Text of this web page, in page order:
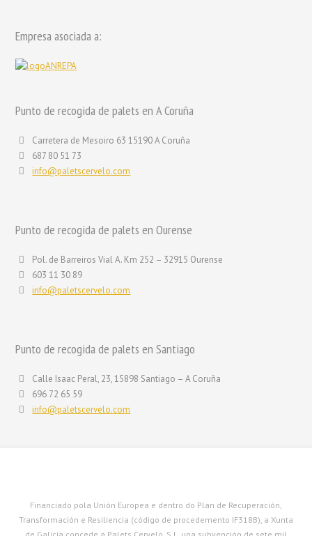
Empresa asociada a:
Punto de recogida de palets en A Coruña
Carretera de Mesoiro 63 15190 A Coruña
687 80 51 73
info@paletscervelo.com
Punto de recogida de palets en Ourense
Pol. de Barreiros Vial A. Km 252 – 32915 Ourense
603 11 30 89
info@paletscervelo.com
Punto de recogida de palets en Santiago
Calle Isaac Peral, 23, 15898 Santiago – A Coruña
696 72 65 59
info@paletscervelo.com
Financiado pola Unión Europea e dentro do Plan de Recuperación,
Transformación e Resiliencia (código de procedemento IF318B), a Xunta